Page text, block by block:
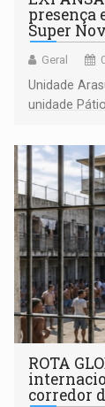
presença
Super
Geral
Unidade
unidade
ROTA
corredor